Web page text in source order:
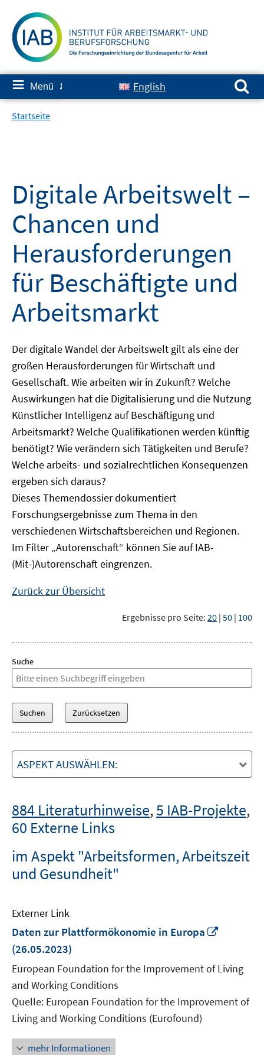
zum
Inhalt
≡ Menü ✘ English
Suchen nach:
Startseite
Digitale Arbeitswelt –
Chancen und
Herausforderungen
für Beschäftigte und
Arbeitsmarkt
Der digitale Wandel der Arbeitswelt gilt als eine der
großen Herausforderungen für Wirtschaft und
Gesellschaft. Wie arbeiten wir in Zukunft? Welche
Auswirkungen hat die Digitalisierung und die Nutzung
Künstlicher Intelligenz auf Beschäftigung und
Arbeitsmarkt? Welche Qualifikationen werden künftig
benötigt? Wie verändern sich Tätigkeiten und Berufe?
Welche arbeits- und sozialrechtlichen Konsequenzen
ergeben sich daraus?
Dieses Themendossier dokumentiert
Forschungsergebnisse zum Thema in den
verschiedenen Wirtschaftsbereichen und Regionen.
Im Filter „Autorenschaft“ können Sie auf IAB-
(Mit-)Autorenschaft eingrenzen.
Zurück zur Übersicht
Ergebnisse pro Seite: 20 | 50 | 100
Suche
ASPEKT AUSWÄHLEN:
884 Literaturhinweise,5 IAB-Projekte,
60 Externe Links
im Aspekt "Arbeitsformen, Arbeitszeit
und Gesundheit"
Externer Link
Daten zur Plattformökonomie in Europa
öffnen
(26.05.2023)
European Foundation for the Improvement of Living
and Working Conditions
Quelle: European Foundation for the Improvement of
Living and Working Conditions (Eurofound)
mehr Informationen